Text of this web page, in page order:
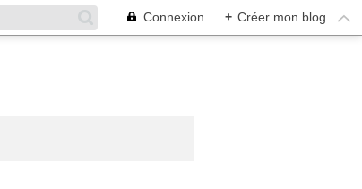
Connexion + Créer mon blog